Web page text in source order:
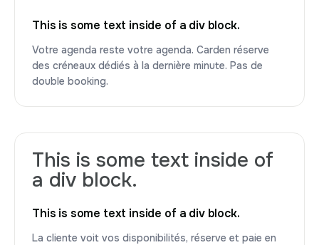
This is some text inside of a div block.
Votre agenda reste votre agenda. Carden réserve
des créneaux dédiés à la dernière minute. Pas de
double booking.
This is some text inside of
a div block.
This is some text inside of a div block.
La cliente voit vos disponibilités, réserve et paie en